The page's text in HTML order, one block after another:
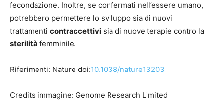
fecondazione. Inoltre, se confermati nell’essere umano,
potrebbero permettere lo sviluppo sia di nuovi
trattamenti contraccettivi sia di nuove terapie contro la
sterilità femminile.
Riferimenti: Nature doi:10.1038/nature13203
Credits immagine: Genome Research Limited